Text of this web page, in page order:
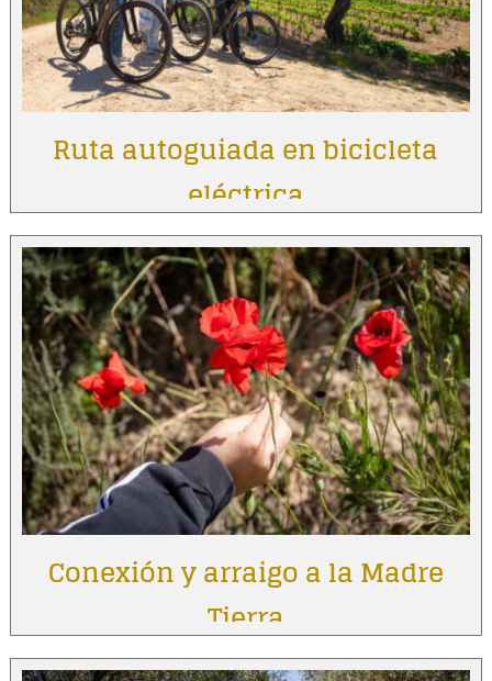
Ruta autoguiada en bicicleta
eléctrica
Conexión y arraigo a la Madre
Tierra